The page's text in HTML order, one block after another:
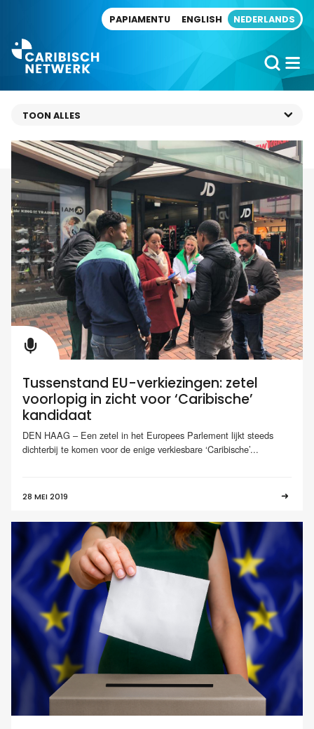
PAPIAMENTU ENGLISH NEDERLANDS
Tussenstand EU-verkiezingen: zetel
voorlopig in zicht voor ‘Caribische’
kandidaat
DEN HAAG – Een zetel in het Europees Parlement lijkt steeds
dichterbij te komen voor de enige verkiesbare ‘Caribische’...
28 MEI 2019